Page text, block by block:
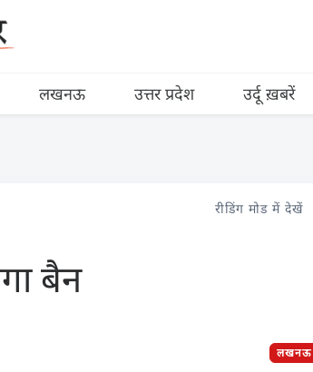
लखनऊ उत्तर प्रदेश उर्दू ख़बरें
रीडिंग मोड में देखें
बैन
लखनऊ